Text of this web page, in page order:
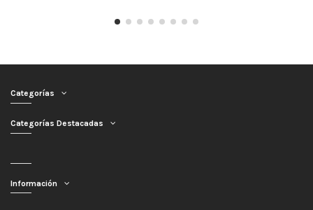
Categorías
Categorías Destacadas
Información